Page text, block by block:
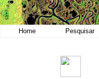
Home Pesquisar